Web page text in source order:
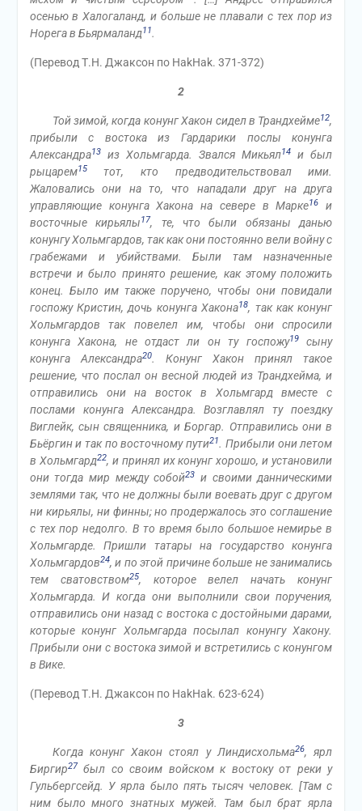
осенью в Халогаланд, и больше не плавали с тех пор из
Норега в Бьярмаланд11.
(Перевод Т.Н. Джаксон по HakHak. 371-372)
2
Той зимой, когда конунг Хакон сидел в Трандхейме12,
прибыли с востока из Гардарики послы конунга
Александра13из Хольмгарда. Звался Микьял14
и был
рыцарем15тот, кто предводительствовал ими.
Жаловались они на то, что нападали друг на друга
управляющие конунга Хакона на севере в Марке16
и
восточные кирьялы17, те, что были обязаны данью
конунгу Хольмгардов, так как они постоянно вели войну с
грабежами и убийствами. Были там назначенные
встречи и было принято решение, как этому положить
конец. Было им также поручено, чтобы они повидали
госпожу Кристин, дочь конунга Хакона18, так как конунг
Хольмгардов так повелел им, чтобы они спросили
конунга Хакона, не отдаст ли он ту госпожу19сыну
конунга Александра20. Конунг Хакон принял такое
решение, что послал он весной людей из Трандхейма, и
отправились они на восток в Хольмгард вместе с
послами конунга Александра. Возглавлял ту поездку
Виглейк, сын священника, и Боргар. Отправились они в
Бьёргин и так по восточному пути21. Прибыли они летом
в Хольмгард22, и принял их конунг хорошо, и установили
они тогда мир между собой23 и своими данническими
землями так, что не должны были воевать друг с другом
ни кирьялы, ни финны; но продержалось это соглашение
с тех пор недолго. В то время было большое немирье в
Хольмгарде. Пришли татары на государство конунга
Хольмгардов24, и по этой причине больше не занимались
тем сватовством25, которое велел начать конунг
Хольмгарда. И когда они выполнили свои поручения,
отправились они назад с востока с достойными дарами,
которые конунг Хольмгарда посылал конунгу Хакону.
Прибыли они с востока зимой и встретились с конунгом
в Вике.
(Перевод Т.Н. Джаксон по HakHak. 623-624)
3
Когда конунг Хакон стоял у Линдисхольма26, ярл
Биргир27был со своим войском к востоку от реки у
Гульбергсейд. У ярла было пять тысяч человек. [Там с
ним было много знатных мужей. Там был брат ярла